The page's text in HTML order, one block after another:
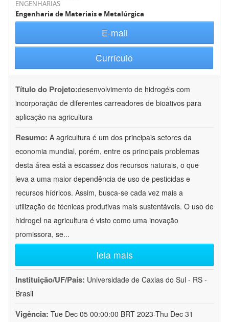
ENGENHARIAS
Engenharia de Materiais e Metalúrgica
E-mail
Currículo
Título do Projeto:desenvolvimento de hidrogéis com
incorporação de diferentes carreadores de bioativos para
aplicação na agricultura
Resumo: A agricultura é um dos principais setores da
economia mundial, porém, entre os principais problemas
desta área está a escassez dos recursos naturais, o que
leva a uma maior dependência de uso de pesticidas e
recursos hídricos. Assim, busca-se cada vez mais a
utilização de técnicas produtivas mais sustentáveis. O uso de
hidrogel na agricultura é visto como uma inovação
promissora, se...
leia mais
Instituição/UF/País: Universidade de Caxias do Sul - RS -
Brasil
Vigência: Tue Dec 05 00:00:00 BRT 2023-Thu Dec 31